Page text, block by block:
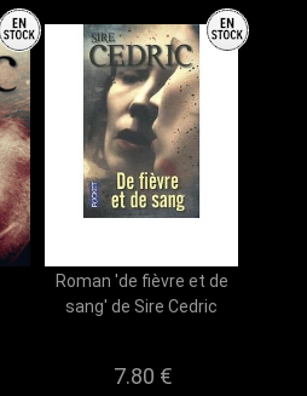
Roman 'de fièvre et de
sang' de Sire Cedric
7.80 €